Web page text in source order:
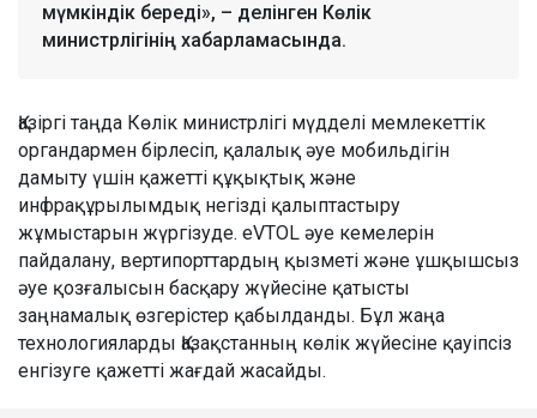
мүмкіндік береді», – делінген Көлік
министрлігінің хабарламасында.
Қазіргі таңда Көлік министрлігі мүдделі мемлекеттік
органдармен бірлесіп, қалалық әуе мобильдігін
дамыту үшін қажетті құқықтық және
инфрақұрылымдық негізді қалыптастыру
жұмыстарын жүргізуде. eVTOL әуе кемелерін
пайдалану, вертипорттардың қызметі және ұшқышсыз
әуе қозғалысын басқару жүйесіне қатысты
заңнамалық өзгерістер қабылданды. Бұл жаңа
технологияларды Қазақстанның көлік жүйесіне қауіпсіз
енгізуге қажетті жағдай жасайды.